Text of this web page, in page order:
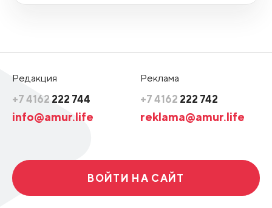
Редакция
+7 4162 222 744
info@amur.life
Реклама
+7 4162 222 742
reklama@amur.life
ВОЙТИ НА САЙТ